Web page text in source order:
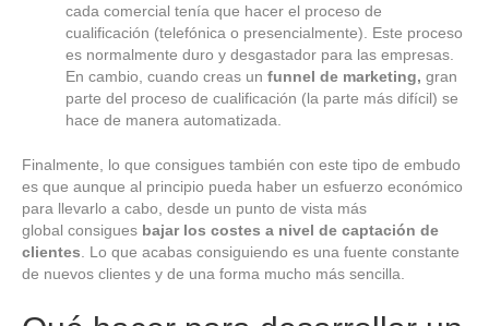
cada comercial tenía que hacer el proceso de
cualificación (telefónica o presencialmente). Este proceso
es normalmente duro y desgastador para las empresas.
En cambio, cuando creas un funnel de marketing, gran
parte del proceso de cualificación (la parte más difícil) se
hace de manera automatizada.
Finalmente, lo que consigues también con este tipo de embudo
es que aunque al principio pueda haber un esfuerzo económico
para llevarlo a cabo, desde un punto de vista más
global consigues bajar los costes a nivel de captación de
clientes . Lo que acabas consiguiendo es una fuente constante
de nuevos clientes y de una forma mucho más sencilla.